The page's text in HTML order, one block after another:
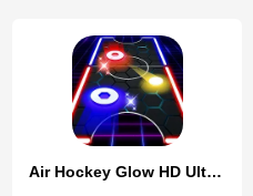
Air Hockey Glow HD Ultimate 2D